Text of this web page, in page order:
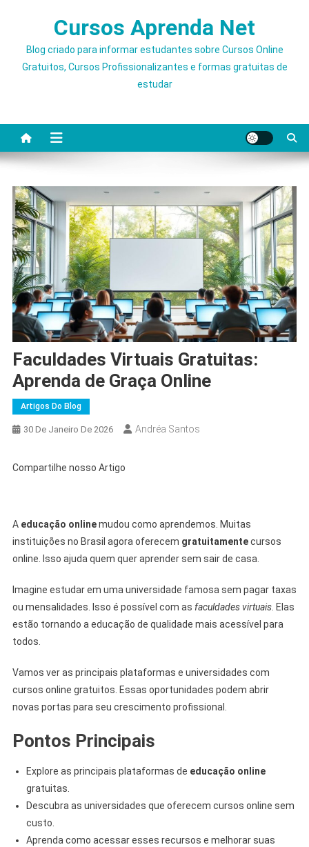
Cursos Aprenda Net
Blog criado para informar estudantes sobre Cursos Online
Gratuitos, Cursos Profissionalizantes e formas gratuitas de
estudar
Faculdades Virtuais Gratuitas:
Aprenda de Graça Online
Artigos Do Blog
30 De Janeiro De 2026 Andréa Santos
Compartilhe nosso Artigo
A educação onlinemudou como aprendemos. Muitas
instituições no Brasil agora oferecem gratuitamentecursos
online. Isso ajuda quem quer aprender sem sair de casa.
Imagine estudar em uma universidade famosa sem pagar taxas
ou mensalidades. Isso é possível com as faculdades virtuais. Elas
estão tornando a educação de qualidade mais acessível para
todos.
Vamos ver as principais plataformas e universidades com
cursos online gratuitos. Essas oportunidades podem abrir
novas portas para seu crescimento profissional.
Pontos Principais
Explore as principais plataformas de educação online
gratuitas.
Descubra as universidades que oferecem cursos online sem
custo.
Aprenda como acessar esses recursos e melhorar suas